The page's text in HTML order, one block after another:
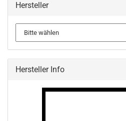
Hersteller
Hersteller Info